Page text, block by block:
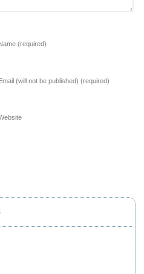
(required)
(will not be published) (required)